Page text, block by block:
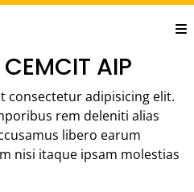
AIP
consectetur adipisicing elit.
rem deleniti alias
libero earum
nisi itaque ipsam molestias